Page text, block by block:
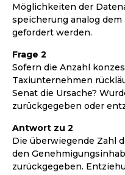
Möglichkeiten der
speicherung analog
gefordert werden.
Frage 2
Sofern die Anzahl
Taxiunternehmen
Senat die Ursache?
zurückgegeben oder
Antwort zu 2
Die überwiegende Zahl
den
zurückgegeben.